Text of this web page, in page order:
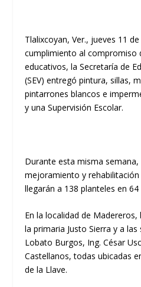
Tlalixcoyan, Ver., jueves 11
cumplimiento al compromiso
educativos, la Secretaría de
(SEV) entregó pintura, sillas,
pintarrones blancos e
y una Supervisión Escolar.
Durante esta misma
mejoramiento y
llegarán a 138 planteles en
En la localidad de
la primaria Justo Sierra y a
Lobato Burgos, Ing. César
Castellanos, todas ubicadas
de la Llave.